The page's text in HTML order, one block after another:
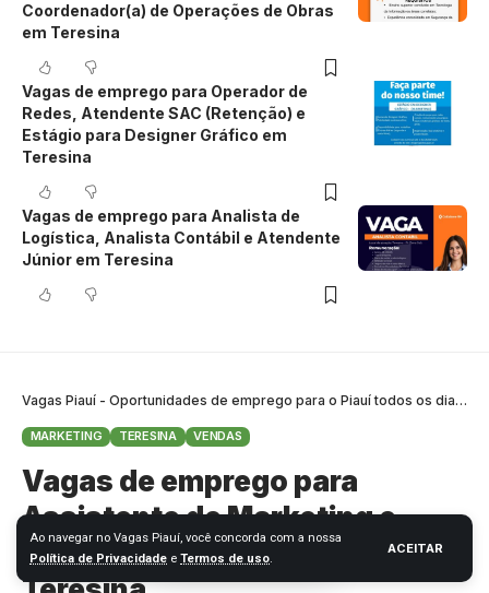
Ao navegar no Vagas Piauí, você concorda com a nossa
Política de Privacidade e Termos de uso.
ACEITAR
Coordenador(a) de Operações de Obras
em Teresina
Vagas de emprego para Operador de
Redes, Atendente SAC (Retenção) e
Estágio para Designer Gráfico em
Teresina
Vagas de emprego para Analista de
Logística, Analista Contábil e Atendente
Júnior em Teresina
Vagas Piauí - Oportunidades de emprego para o Piauí todos os dias>
MARKETING TERESINA VENDAS
Vagas de emprego para
Assistente de Marketing e
Assistente de Vendas em